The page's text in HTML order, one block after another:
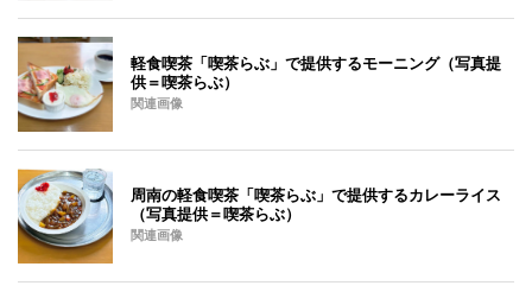
軽食喫茶「喫茶らぶ」で提供するモーニング（写真提
供＝喫茶らぶ）
関連画像
周南の軽食喫茶「喫茶らぶ」で提供するカレーライス
（写真提供＝喫茶らぶ）
関連画像